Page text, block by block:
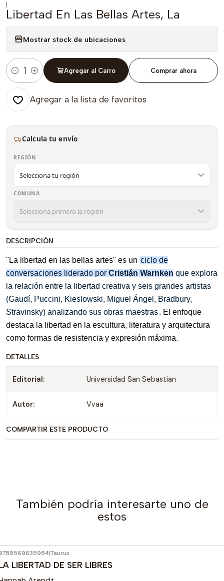
|
Libertad En Las Bellas Artes, La
Mostrar stock de ubicaciones
Cantidad
Agregar al Carro Comprar ahora
Agregar a la lista de favoritos
Calcula tu envío
REGIÓN
COMUNA
DESCRIPCIÓN
"La libertad en las bellas artes" es un ciclo de
conversaciones liderado por Cristián Warnken que explora
la relación entre la libertad creativa y seis grandes artistas
(Gaudí, Puccini, Kieslowski, Miguel Ángel, Bradbury,
Stravinsky) analizando sus obras maestras. El enfoque
destaca la libertad en la escultura, literatura y arquitectura
como formas de resistencia y expresión máxima.
DETALLES
Editorial: Universidad San Sebastian
Autor: Vvaa
COMPARTIR ESTE PRODUCTO
También podría interesarte uno de
estos
Agotado |Taurus
LIBERTAD DE SER LIBRES